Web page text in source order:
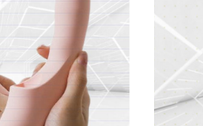
hoạtthành lựa chọn hàng